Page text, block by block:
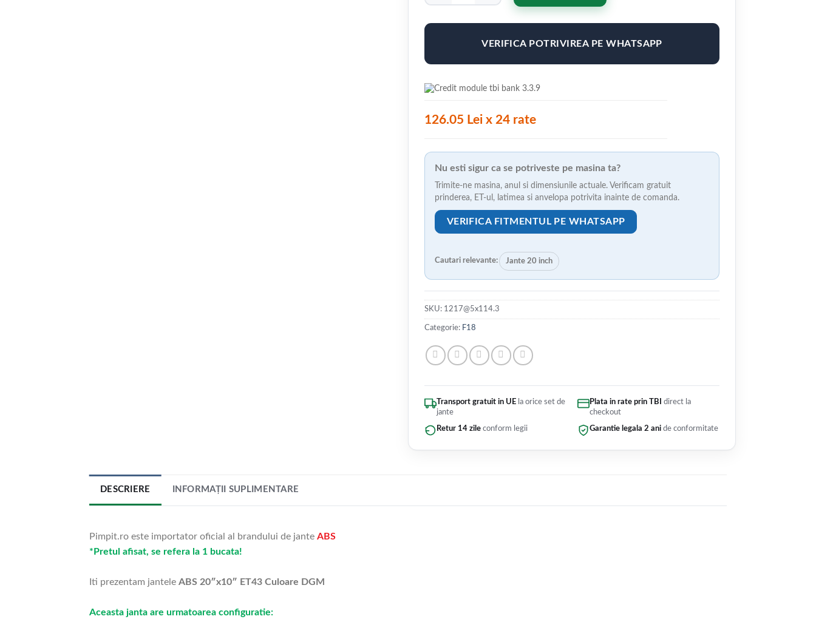
VERIFICA POTRIVIREA PE WHATSAPP
126.05 Lei x 24 rate
Nu esti sigur ca se potriveste pe masina ta?
Trimite-ne masina, anul si dimensiunile actuale. Verificam gratuit
prinderea, ET-ul, latimea si anvelopa potrivita inainte de comanda.
VERIFICA FITMENTUL PE WHATSAPP
Cautari relevante: Jante 20 inch
SKU: 1217@5x114.3
Categorie: F18
Transport gratuit in UE la orice set de
jante
Plata in rate prin TBI
direct la
checkout
Retur 14 zile conform legii Garantie legala 2 ani de conformitate
DESCRIERE INFORMAȚII SUPLIMENTARE
Pimpit.ro este importator oficial al brandului de jante ABS
*Pretul afisat, se refera la 1 bucata!
Iti prezentam jantele ABS 20″x10″ ET43 Culoare DGM
Aceasta janta are urmatoarea configuratie: